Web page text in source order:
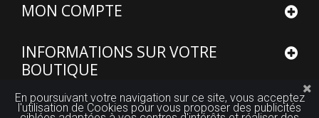
MON COMPTE
INFORMATIONS SUR VOTRE
BOUTIQUE
En poursuivant votre navigation sur ce site, vous acceptez
l'utilisation de Cookies pour vous proposer des publicités